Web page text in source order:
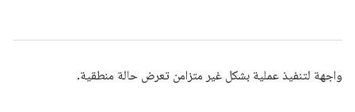
واجهة لتنفيذ عملية بشكل غير متزامن تعرض حالة منطقية.